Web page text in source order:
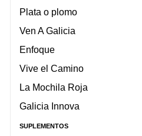
Plata o plomo
Ven A Galicia
Enfoque
Vive el Camino
La Mochila Roja
Galicia Innova
SUPLEMENTOS